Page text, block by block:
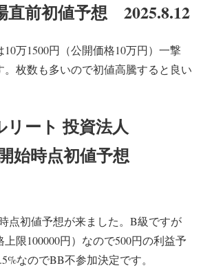
直前初値予想 2025.8.12
10万1500円（公開価格10万円）一撃
。枚数も多いので初値高騰すると良い
リート 投資法人
始時点初値予想
点初値予想が来ました。B級ですが
上限100000円）なので500円の利益予
なのでBB不参加決定です。